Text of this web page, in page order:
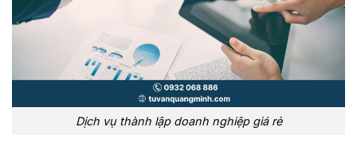
Dịch vụ thành lập doanh nghiệp giá rẻ